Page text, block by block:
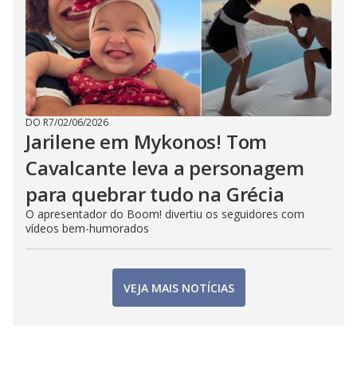
DO R7/02/06/2026
Jarilene em Mykonos! Tom
Cavalcante leva a personagem
para quebrar tudo na Grécia
O apresentador do Boom! divertiu os seguidores com
vídeos bem-humorados
VEJA MAIS NOTÍCIAS